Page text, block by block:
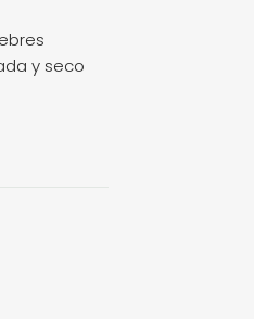
y seco